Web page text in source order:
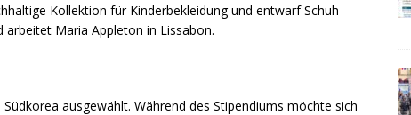
Kollektion für Kinderbekleidung und entwarf Schuh-
Maria Appleton in Lissabon.
ausgewählt. Während des Stipendiums möchte sich